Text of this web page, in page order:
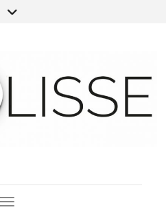
Toggle Navigation